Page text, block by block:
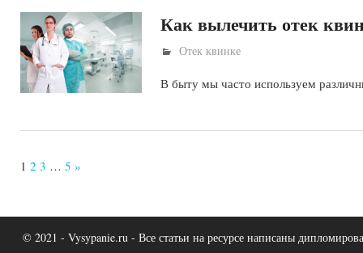
Как вылечить отек
Отек квинке
В быту мы часто используем
1 2 3 … 5 Next
»
© 2021 - Vysypanie.ru - Все статьи на ресурсе написаны